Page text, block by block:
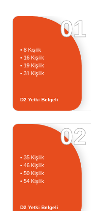
01
• 8 Kişilik
• 16 Kişilik
• 19 Kişilik
• 31 Kişilik
D2 Yetki Belgeli
02
• 35 Kişilik
• 46 Kişilik
• 50 Kişilik
• 54 Kişilik
D2 Yetki Belgeli